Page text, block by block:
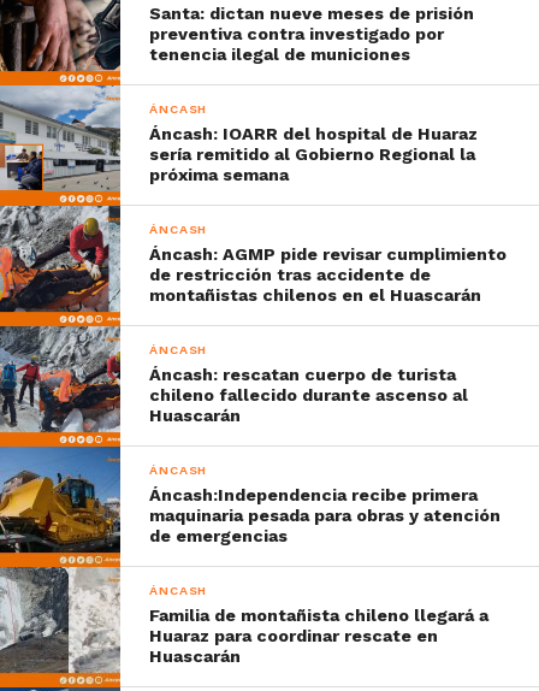
Santa: dictan nueve meses de prisión
preventiva contra investigado por
tenencia ilegal de municiones
ÁNCASH
Áncash: IOARR del hospital de Huaraz
sería remitido al Gobierno Regional la
próxima semana
ÁNCASH
Áncash: AGMP pide revisar cumplimiento
de restricción tras accidente de
montañistas chilenos en el Huascarán
ÁNCASH
Áncash: rescatan cuerpo de turista
chileno fallecido durante ascenso al
Huascarán
ÁNCASH
Áncash:Independencia recibe primera
maquinaria pesada para obras y atención
de emergencias
ÁNCASH
Familia de montañista chileno llegará a
Huaraz para coordinar rescate en
Huascarán